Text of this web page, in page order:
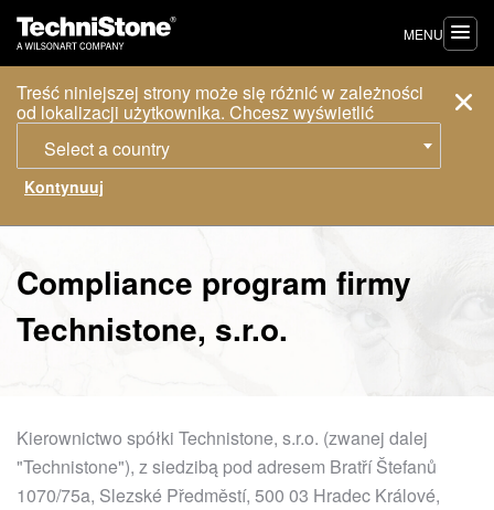
Treść niniejszej strony może się różnić w zależności
od lokalizacji użytkownika. Chcesz wyświetlić
Select a country
MENU
Compliance program firmy
Technistone, s.r.o.
Kierownictwo spółki Technistone, s.r.o. (zwanej dalej
"Technistone"), z siedzibą pod adresem Bratří Štefanů
1070/75a, Slezské Předměstí, 500 03 Hradec Králové,